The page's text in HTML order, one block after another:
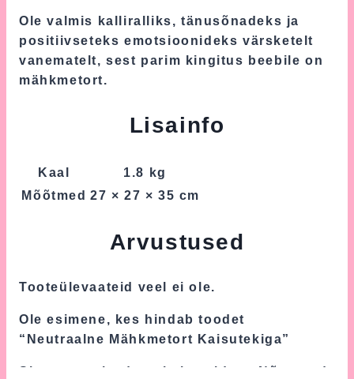
Ole valmis kalliralliks, tänusõnadeks ja
positiivseteks emotsioonideks värsketelt
vanematelt, sest parim kingitus beebile on
mähkmetort.
Lisainfo
Kaal
1.8 kg
Mõõtmed 27 × 27 × 35 cm
Arvustused
Tooteülevaateid veel ei ole.
Ole esimene, kes hindab toodet
“Neutraalne Mähkmetort Kaisutekiga”
Sinu e-postiaadressi ei avaldata. Nõutavad